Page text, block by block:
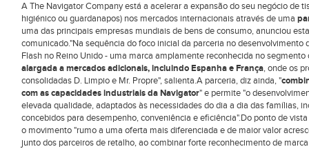
A The Navigator Company está a acelerar a expansão do seu negócio de
higiénico ou guardanapos) nos mercados internacionais através de uma
uma das principais empresas mundiais de bens de consumo, anunciou
comunicado."Na sequência do foco inicial da parceria no
Flash no Reino Unido - uma marca amplamente reconhecida no
alargada a mercados adicionais, incluindo Espanha e França, onde os
consolidadas D. Limpio e Mr. Propre", salienta.A parceria, diz ainda, "
com as capacidades industriais da Navigator" e permite "o
elevada qualidade, adaptados às necessidades do dia a dia das famílias,
concebidos para desempenho, conveniência e eficiência".Do ponto de
o movimento "rumo a uma oferta mais diferenciada e de maior valor
junto dos parceiros de retalho, ao combinar forte reconhecimento de